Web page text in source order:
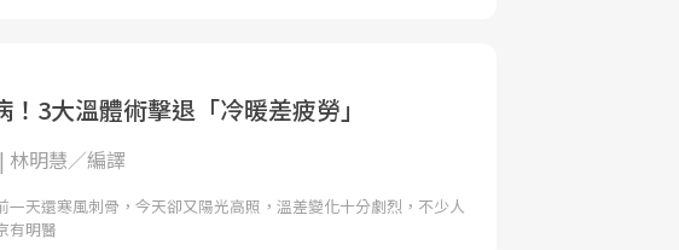
3大溫體術擊退「冷暖差疲勞」
林明慧／編譯
一天還寒風刺骨，今天卻又陽光高照，溫差變化十分劇烈，不少人
有明醫